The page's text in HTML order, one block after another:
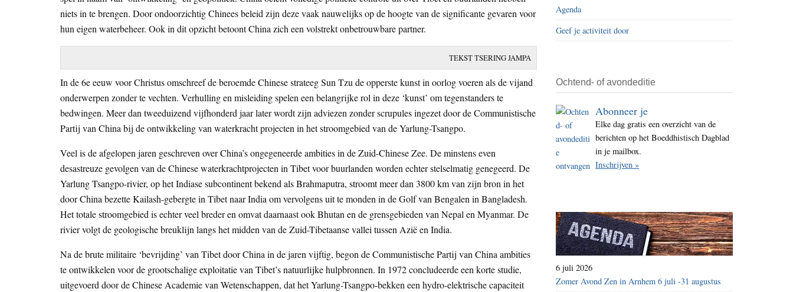
i
t
e
niets in te brengen. Door ondoorzichtig Chinees beleid zijn deze vaak nauwelijks op de hoogte van de significante gevaren voor
hun eigen waterbeheer. Ook in dit opzicht betoont China zich een volstrekt onbetrouwbare partner.
TEKST TSERING JAMPA
In de 6e eeuw voor Christus omschreef de beroemde Chinese strateeg Sun Tzu de opperste kunst in oorlog voeren als de vijand
onderwerpen zonder te vechten. Verhulling en misleiding spelen een belangrijke rol in deze ‘kunst’ om tegenstanders te
bedwingen. Meer dan tweeduizend vijfhonderd jaar later wordt zijn adviezen zonder scrupules ingezet door de Communistische
Partij van China bij de ontwikkeling van waterkracht projecten in het stroomgebied van de Yarlung-Tsangpo.
Veel is de afgelopen jaren geschreven over China’s ongegeneerde ambities in de Zuid-Chinese Zee. De minstens even
desastreuze gevolgen van de Chinese waterkrachtprojecten in Tibet voor buurlanden worden echter stelselmatig genegeerd. De
Yarlung Tsangpo-rivier, op het Indiase subcontinent bekend als Brahmaputra, stroomt meer dan 3800 km van zijn bron in het
door China bezette Kailash-gebergte in Tibet naar India om vervolgens uit te monden in de Golf van Bengalen in Bangladesh.
Het totale stroomgebied is echter veel breder en omvat daarnaast ook Bhutan en de grensgebieden van Nepal en Myanmar. De
rivier volgt de geologische breuklijn langs het midden van de Zuid-Tibetaanse vallei tussen Azië en India.
Na de brute militaire ‘bevrijding’ van Tibet door China in de jaren vijftig, begon de Communistische Partij van China ambities
te ontwikkelen voor de grootschalige exploitatie van Tibet’s natuurlijke hulpbronnen. In 1972 concludeerde een korte studie,
uitgevoerd door de Chinese Academie van Wetenschappen, dat het Yarlung-Tsangpo-bekken een hydro-elektrische capaciteit
Agenda
Geef je activiteit door
Ochtend- of avondeditie
Abonneer je
Elke dag gratis een overzicht van de
berichten op het Boeddhistisch Dagblad
in je mailbox.
Inschrijven »
6 juli 2026
Zomer Avond Zen in Arnhem 6 juli -31 augustus